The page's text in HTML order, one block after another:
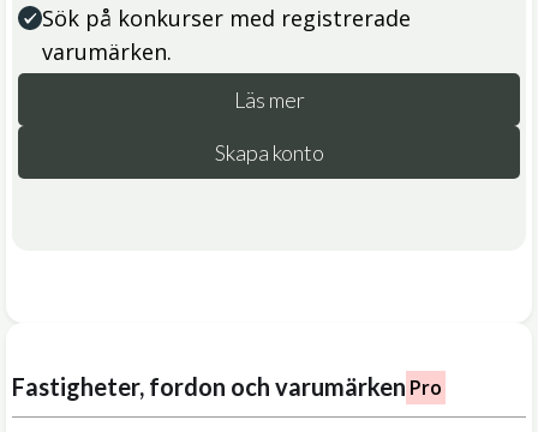
Sök på konkurser med registrerade
varumärken.
Läs mer
Skapa konto
Fastigheter, fordon och varumärken Pro